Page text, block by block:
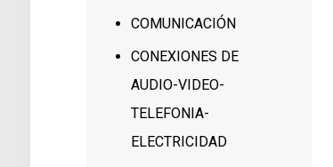
COMUNICACIÓN
CONEXIONES DE
AUDIO-VIDEO-
TELEFONIA-
ELECTRICIDAD